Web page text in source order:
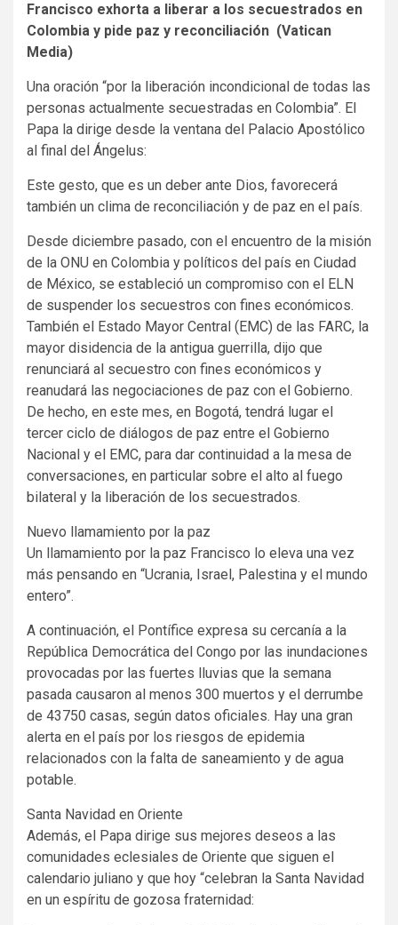
Francisco exhorta a liberar a los secuestrados en
Colombia y pide paz y reconciliación (Vatican
Media)
Una oración “por la liberación incondicional de todas las
personas actualmente secuestradas en Colombia”. El
Papa la dirige desde la ventana del Palacio Apostólico
al final del Ángelus:
Este gesto, que es un deber ante Dios, favorecerá
también un clima de reconciliación y de paz en el país.
Desde diciembre pasado, con el encuentro de la misión
de la ONU en Colombia y políticos del país en Ciudad
de México, se estableció un compromiso con el ELN
de suspender los secuestros con fines económicos.
También el Estado Mayor Central (EMC) de las FARC, la
mayor disidencia de la antigua guerrilla, dijo que
renunciará al secuestro con fines económicos y
reanudará las negociaciones de paz con el Gobierno.
De hecho, en este mes, en Bogotá, tendrá lugar el
tercer ciclo de diálogos de paz entre el Gobierno
Nacional y el EMC, para dar continuidad a la mesa de
conversaciones, en particular sobre el alto al fuego
bilateral y la liberación de los secuestrados.
Nuevo llamamiento por la paz
Un llamamiento por la paz Francisco lo eleva una vez
más pensando en “Ucrania, Israel, Palestina y el mundo
entero”.
A continuación, el Pontífice expresa su cercanía a la
República Democrática del Congo por las inundaciones
provocadas por las fuertes lluvias que la semana
pasada causaron al menos 300 muertos y el derrumbe
de 43750 casas, según datos oficiales. Hay una gran
alerta en el país por los riesgos de epidemia
relacionados con la falta de saneamiento y de agua
potable.
Santa Navidad en Oriente
Además, el Papa dirige sus mejores deseos a las
comunidades eclesiales de Oriente que siguen el
calendario juliano y que hoy “celebran la Santa Navidad
en un espíritu de gozosa fraternidad: